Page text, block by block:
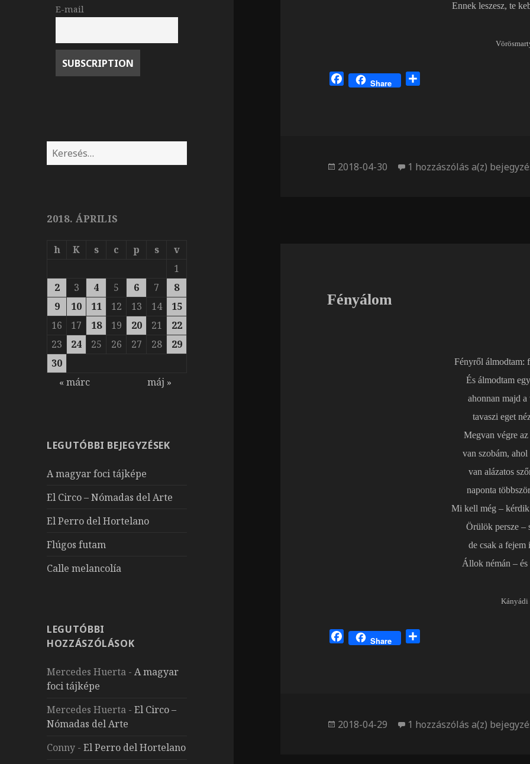
E-mail
Keresés:
2018. ÁPRILIS
h K s c p s
v
1
2
3 4 5 6 7
8
9
10 11 12 13 14
15
16
17 18 19 20 21
22
23
24 25 26 27 28
29
30
« márc
máj »
LEGUTÓBBI BEJEGYZÉSEK
A magyar foci tájképe
El Circo – Nómadas del Arte
El Perro del Hortelano
Flúgos futam
Calle melancolía
LEGUTÓBBI
HOZZÁSZÓLÁSOK
Mercedes Huerta -A magyar
foci tájképe
Mercedes Huerta -El Circo –
Nómadas del Arte
Conny -El Perro del Hortelano
Ennek leszesz, te
F
o
Share
e
Közzétéve
2018-04-30 1 hozzászólás a(z) Kőszív
Fényálom
Fényről álmodtam:
És álmodtam
ahonnan majd a
tavaszi eget
Megvan végre
van szobám,
van alázatos
naponta
Mi kell még – kérdik
Örülök persze –
de csak a fejem
Állok némán – és
Kányádi
F
o
Share
e
Közzétéve
2018-04-29 1 hozzászólás a(z) Fényálom